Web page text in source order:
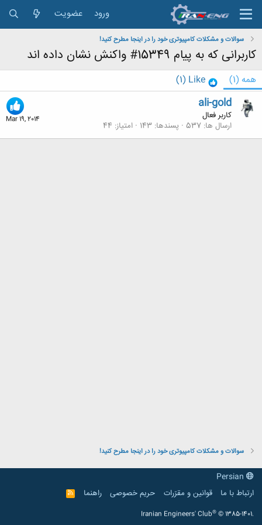
ورود عضویت
سوالات و مشکلات کامپیوتری خود را در اینجا مطرح کنید!
کاربرانی که به پیام 15349# واکنش نشان داده اند
همه (1)
Like
(1)
Mar 19, 2014
ali-gold
کاربر فعال
ارسال ها 537 پسندها 143 امتیاز 44
سوالات و مشکلات کامپیوتری خود را در اینجا مطرح کنید!
ارتباط با ما
قوانین و مقرّرات حریم خصوصی راهنما
R
S
Iranian Engineers' Club® © 1385-1401.